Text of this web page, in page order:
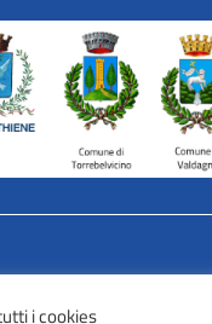
– Alleanza Territoriale
i cookies